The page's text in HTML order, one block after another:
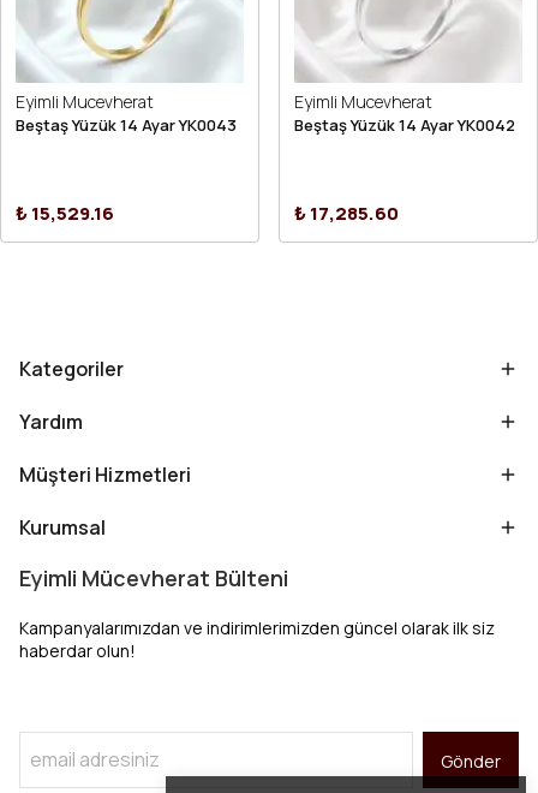
Eyimli Mucevherat
Beştaş Yüzük 14 Ayar YK0043
₺ 15,529.16
Eyimli Mucevherat
Beştaş Yüzük 14 Ayar YK0042
₺ 17,285.60
Kategoriler
Yardım
Müşteri Hizmetleri
Kurumsal
Eyimli Mücevherat Bülteni
Kampanyalarımızdan ve indirimlerimizden güncel olarak ilk siz
haberdar olun!
Gönder